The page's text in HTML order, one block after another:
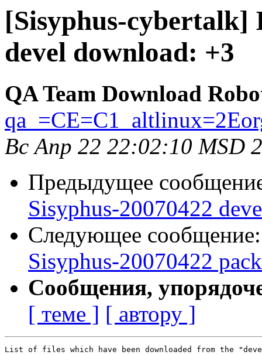
[Sisyphus-cybertalk]
devel download: +3
QA Team Download
Вс Апр 22 22:02:10 MSD
Предыдущее
Sisyphus-20070422
Следующее
Sisyphus-20070422
Сообщения,
[ теме ] [ автору ]
List of files which have been downloaded from the